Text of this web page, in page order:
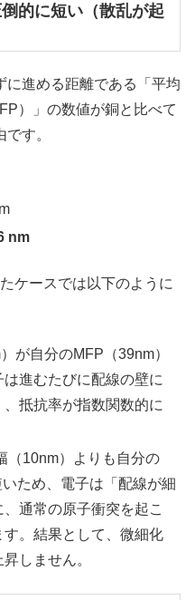
的に短い（散乱が起
進める距離である「平均
）」の数値が銅と比べて
す。
nm
ケースでは以下のように
が自分のMFP（39nm）
進むたびに配線の壁に
抵抗率が指数関数的に
（10nm）よりも自分の
ため、電子は「配線が細
通常の原子衝突を起こ
。結果として、微細化
しません。